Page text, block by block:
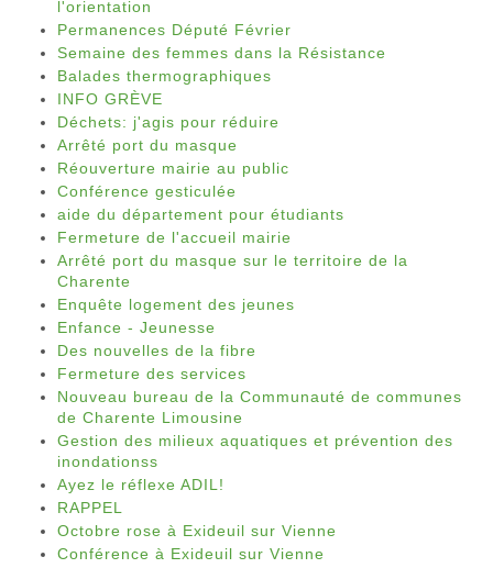
l'orientation
Permanences Député Février
Semaine des femmes dans la Résistance
Balades thermographiques
INFO GRÈVE
Déchets: j'agis pour réduire
Arrêté port du masque
Réouverture mairie au public
Conférence gesticulée
aide du département pour étudiants
Fermeture de l'accueil mairie
Arrêté port du masque sur le territoire de la
Charente
Enquête logement des jeunes
Enfance - Jeunesse
Des nouvelles de la fibre
Fermeture des services
Nouveau bureau de la Communauté de communes
de Charente Limousine
Gestion des milieux aquatiques et prévention des
inondationss
Ayez le réflexe ADIL!
RAPPEL
Octobre rose à Exideuil sur Vienne
Conférence à Exideuil sur Vienne